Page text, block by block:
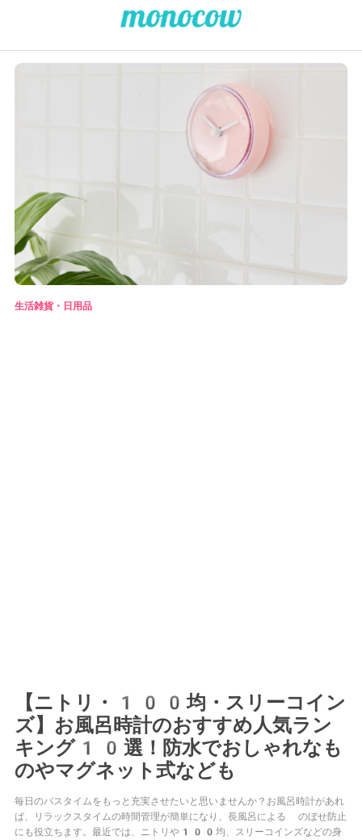
生活雑貨・日用品
【ニトリ・100均・スリーコイン
ズ】お風呂時計のおすすめ人気ラン
キング10選！防水でおしゃれなも
のやマグネット式なども
毎日のバスタイムをもっと充実させたいと思いませんか？お風呂時計があれ
ば、リラックスタイムの時間管理が簡単になり、長風呂による のぼせ防止
にも役立ちます。最近では、ニトリや100均、スリーコインズなどの身